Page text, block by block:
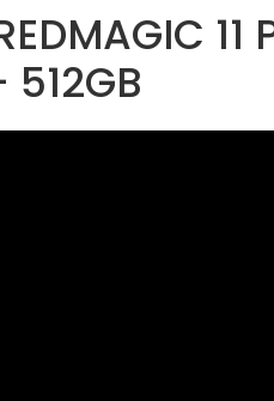
11
512GB